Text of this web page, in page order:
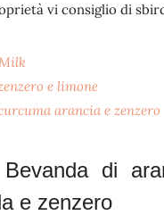
vi consiglio di
e limone
arancia e zenzero
Bevanda di
e zenzero